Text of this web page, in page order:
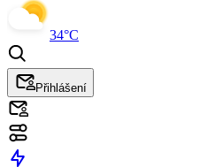
34°C
Přihlášení